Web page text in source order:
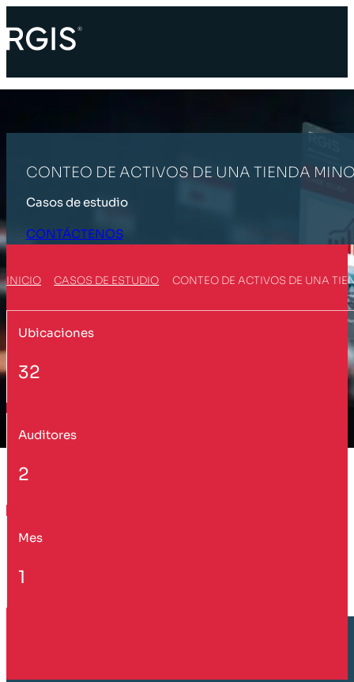
CONTEO DE ACTIVOS DE UNA TIENDA
Casos de estudio
CONTÁCTENOS
INICIO CASOS DE ESTUDIO CONTEO DE ACTIVOS DE UNA
Ubicaciones
32
Auditores
2
Mes
1